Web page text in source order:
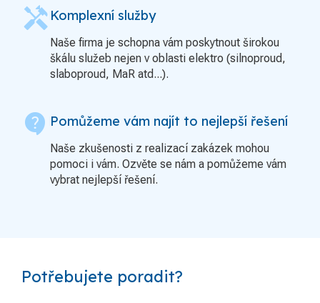
handyman Komplexní služby
Naše firma je schopna vám poskytnout širokou
škálu služeb nejen v oblasti elektro (silnoproud,
slaboproud, MaR atd...).
contact_support Pomůžeme vám najít to nejlepší řešení
Naše zkušenosti z realizací zakázek mohou
pomoci i vám. Ozvěte se nám a pomůžeme vám
vybrat nejlepší řešení.
Potřebujete poradit?